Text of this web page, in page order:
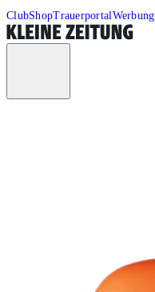
ClubShopTrauerportalWerbung